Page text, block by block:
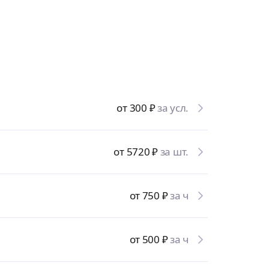
от 300 ₽за усл.
от 5720₽за шт.
от 750 ₽за ч
от 500 ₽за ч